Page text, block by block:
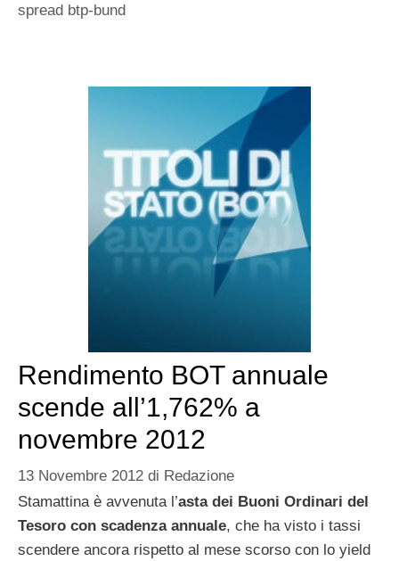
spread btp-bund
Rendimento BOT annuale
scende all’1,762% a
novembre 2012
13 Novembre 2012 di Redazione
Stamattina è avvenuta l’asta dei Buoni Ordinari del
Tesoro con scadenza annuale, che ha visto i tassi
scendere ancora rispetto al mese scorso con lo yield